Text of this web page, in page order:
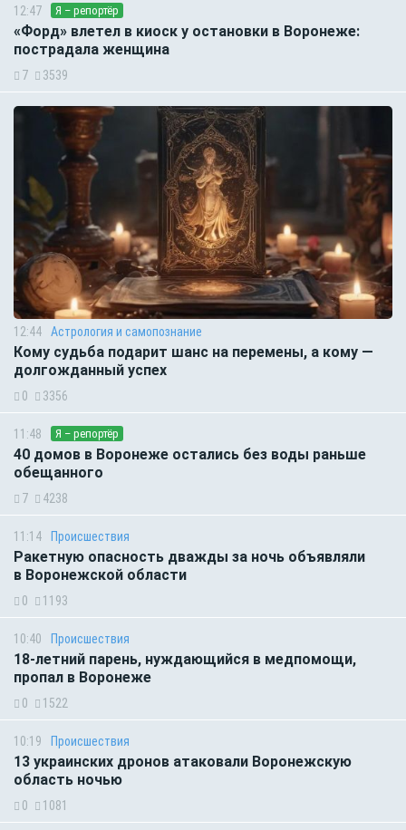
12:47 Я – репортёр
«Форд» влетел в киоск у остановки в Воронеже:
пострадала женщина
7 3539
12:44 Астрология и самопознание
Кому судьба подарит шанс на перемены, а кому —
долгожданный успех
0 3356
11:48 Я – репортёр
40 домов в Воронеже остались без воды раньше
обещанного
7 4238
11:14 Происшествия
Ракетную опасность дважды за ночь объявляли
в Воронежской области
0 1193
10:40 Происшествия
18-летний парень, нуждающийся в медпомощи,
пропал в Воронеже
0 1522
10:19 Происшествия
13 украинских дронов атаковали Воронежскую
область ночью
0 1081